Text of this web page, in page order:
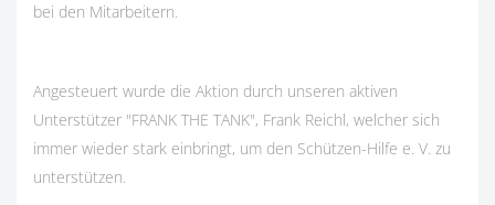
bei den Mitarbeitern.
Angesteuert wurde die Aktion durch unseren aktiven
Unterstützer "FRANK THE TANK", Frank Reichl, welcher sich
immer wieder stark einbringt, um den Schützen-Hilfe e. V. zu
unterstützen.